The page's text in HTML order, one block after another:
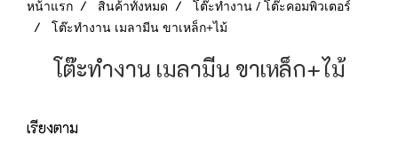
หน้าแรก สินค้าทั้งหมด
โต๊ะทำงาน / โต๊ะคอมพิวเตอร์
โต๊ะทำงาน เมลามีน ขาเหล็ก+ไม้
โต๊ะทำงาน เมลามีน ขาเหล็ก+ไม้
เรียงตาม